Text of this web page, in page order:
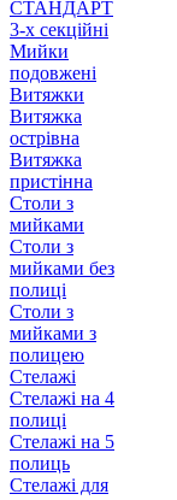
СТАНДАРТ
3-х секційні
Мийки
подовжені
Витяжки
Витяжка
острівна
Витяжка
пристінна
Столи з
мийками
Столи з
мийками без
полиці
Столи з
мийками з
полицею
Стелажі
Стелажі на 4
полиці
Стелажі на 5
полиць
Стелажі для